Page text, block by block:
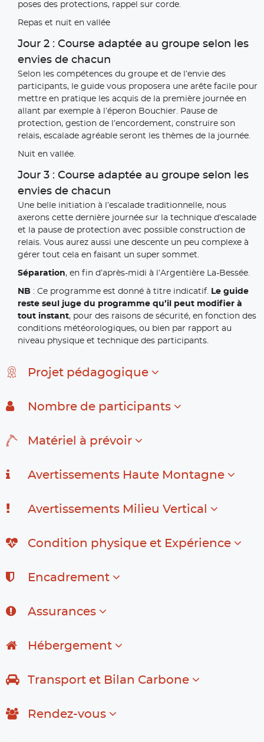
poses des protections, rappel sur corde.
Repas et nuit en vallée
Jour 2 : Course adaptée au groupe selon les
envies de chacun
Selon les compétences du groupe et de l’envie des
participants, le guide vous proposera une arête facile pour
mettre en pratique les acquis de la première journée en
allant par exemple à l’éperon Bouchier. Pause de
protection, gestion de l’encordement, construire son
relais, escalade agréable seront les thèmes de la journée.
Nuit en vallée.
Jour 3 : Course adaptée au groupe selon les
envies de chacun
Une belle initiation à l’escalade traditionnelle, nous
axerons cette dernière journée sur la technique d’escalade
et la pause de protection avec possible construction de
relais. Vous aurez aussi une descente un peu complexe à
gérer tout cela en faisant un super sommet.
Séparation, en fin d’après-midi à l’Argentière La-Bessée.
NB : Ce programme est donné à titre indicatif. Le guide
reste seul juge du programme qu’il peut modifier à
tout instant, pour des raisons de sécurité, en fonction des
conditions météorologiques, ou bien par rapport au
niveau physique et technique des participants.
Projet pédagogique
Nombre de participants
Matériel à prévoir
Avertissements Haute Montagne
Avertissements Milieu Vertical
Condition physique et Expérience
Encadrement
Assurances
Hébergement
Transport et Bilan Carbone
Rendez-vous